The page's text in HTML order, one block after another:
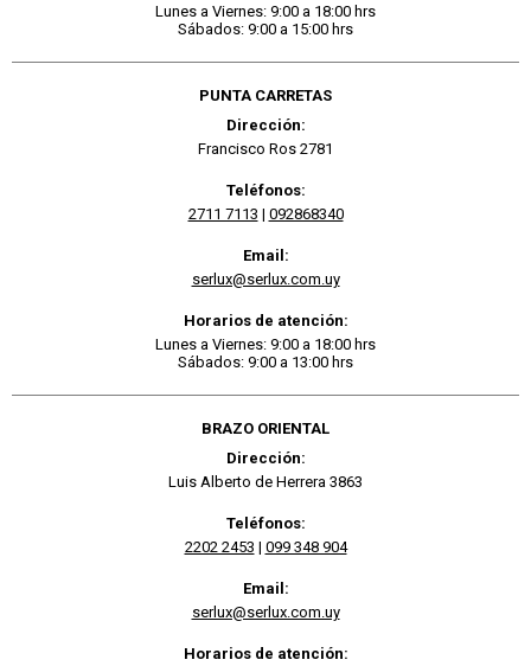
Lunes a Viernes: 9:00 a 18:00 hrs
Sábados: 9:00 a 15:00 hrs
PUNTA CARRETAS
Dirección:
Francisco Ros 2781
Teléfonos:
2711 7113 | 092868340
Email:
serlux@serlux.com.uy
Horarios de atención:
Lunes a Viernes: 9:00 a 18:00 hrs
Sábados: 9:00 a 13:00 hrs
BRAZO ORIENTAL
Dirección:
Luis Alberto de Herrera 3863
Teléfonos:
2202 2453 | 099 348 904
Email:
serlux@serlux.com.uy
Horarios de atención: